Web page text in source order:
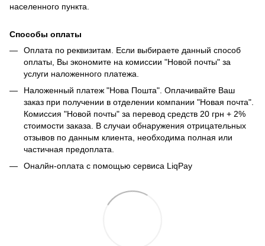
населенного пункта.
Способы оплаты
Оплата по реквизитам. Если выбираете данный способ
оплаты, Вы экономите на комиссии "Новой почты" за
услуги наложенного платежа.
Наложенный платеж "Нова Пошта". Оплачивайте Ваш
заказ при получении в отделении компании "Новая почта".
Комиссия "Новой почты" за перевод средств 20 грн + 2%
стоимости заказа. В случаи обнаружения отрицательных
отзывов по данным клиента, необходима полная или
частичная предоплата.
Оналйн-оплата с помощью сервиса LiqPay